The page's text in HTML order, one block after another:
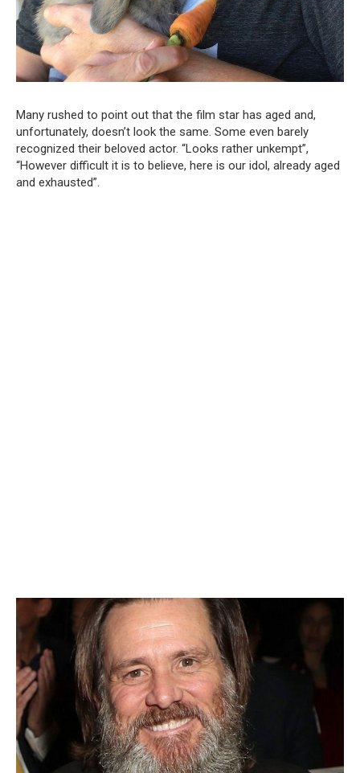
Many rushed to point out that the film star has aged and,
unfortunately, doesn’t look the same. Some even barely
recognized their beloved actor. “Looks rather unkempt”,
“However difficult it is to believe, here is our idol, already aged
and exhausted”.